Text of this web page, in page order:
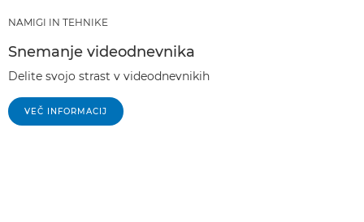
NAMIGI IN TEHNIKE
Snemanje videodnevnika
Delite svojo strast v videodnevnikih
VEČ INFORMACIJ